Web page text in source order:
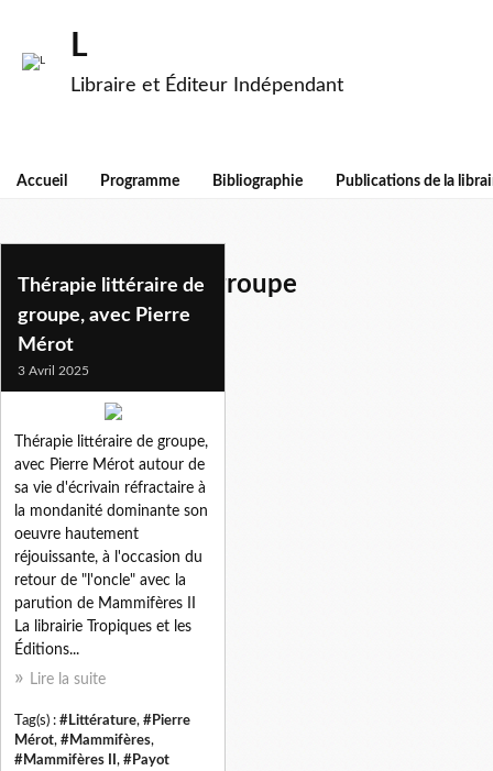
L
Libraire et Éditeur Indépendant
Accueil Programme Bibliographie Publications de la
therapeutique de groupe
Thérapie littéraire de
groupe, avec Pierre
Mérot
3 Avril 2025
Thérapie littéraire de groupe,
avec Pierre Mérot autour de
sa vie d'écrivain réfractaire à
la mondanité dominante son
oeuvre hautement
réjouissante, à l'occasion du
retour de "l'oncle" avec la
parution de Mammifères II
La librairie Tropiques et les
Éditions...
Lire la suite
Tag(s) : #Littérature, #Pierre
Mérot, #Mammifères,
#Mammifères II , #Payot